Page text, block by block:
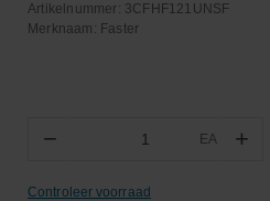
Artikelnummer: 3CFHF121UNSF
Merknaam: Faster
− EA +
Controleer voorraad